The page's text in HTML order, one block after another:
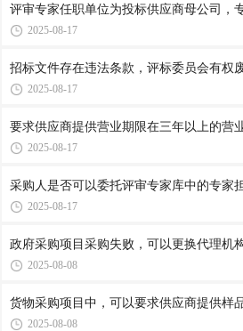
评审专家任职单位为投标供应商母公司，
2025-08-17
招标文件存在违法条款，评标委员会有权
2025-08-17
要求供应商提供营业期限在三年以上的营
2025-08-17
采购人是否可以委托评审专家库中的专家
2025-08-17
政府采购项目采购失败，可以更换代理机
2025-08-08
货物采购项目中，可以要求供应商提供样
2025-08-08